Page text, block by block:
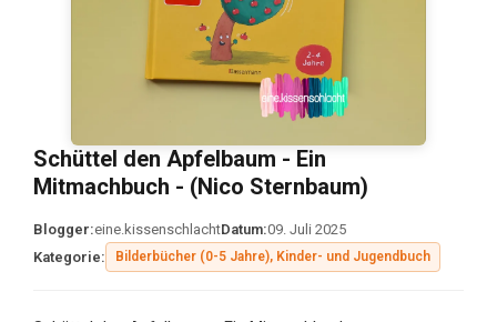
Schüttel den Apfelbaum - Ein
Mitmachbuch - (Nico Sternbaum)
Blogger:eine.kissenschlachtDatum:09. Juli 2025
Kategorie:
Bilderbücher (0-5 Jahre), Kinder- und Jugendbuch